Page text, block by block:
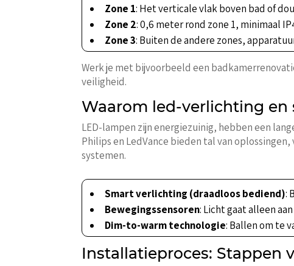
Zone 1: Het verticale vlak boven bad of
Zone 2: 0,6 meter rond zone 1, minimaal
Zone 3: Buiten de andere zones,
Werk je met bijvoorbeeld een
veiligheid.
Waarom led-verlichting
LED-lampen zijn energiezuinig, hebben een
Philips en LedVance bieden tal van
systemen.
Smart verlichting (draadloos bediend):
Bewegingssensoren: Licht gaat alleen
Dim-to-warm technologie: Ballen om te
Installatieproces: Stappen